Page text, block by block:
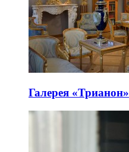
Галерея «Трианон»